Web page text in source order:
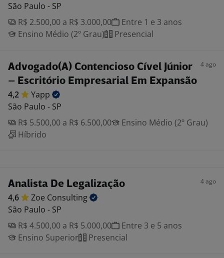
São Paulo - SP
R$ 2.500,00 a R$ 3.000,00
Entre 1 e 3 anos
Ensino Médio (2º Grau)
Presencial
Advogado(A) Contencioso Cível Júnior
– Escritório Empresarial Em Expansão
4 ago
4,2
Yapp
São Paulo - SP
R$ 5.500,00 a R$ 6.500,00
Ensino Médio (2º Grau)
Híbrido
Analista De Legalização 4 ago
4,6 Zoe Consulting
São Paulo - SP
R$ 4.500,00 a R$ 5.000,00
Entre 3 e 5 anos
Ensino Superior
Presencial